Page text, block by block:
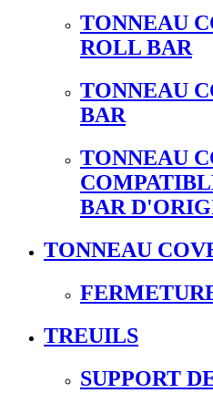
TONNEAU
ROLL BAR
TONNEAU
BAR
TONNEAU
BAR
TONNEAU
TREUILS
SUPPORT